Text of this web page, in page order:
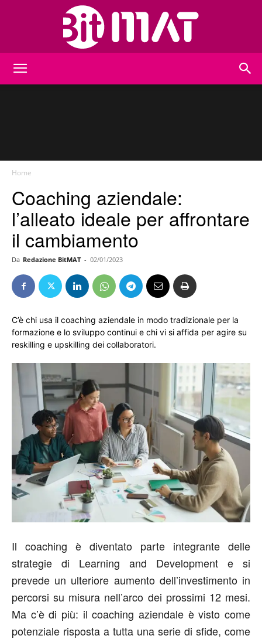
Home
Coaching aziendale:
l’alleato ideale per affrontare
il cambiamento
Da Redazione BitMAT - 02/01/2023
C’è chi usa il coaching aziendale in modo tradizionale per la
formazione e lo sviluppo continui e chi vi si affida per agire su
reskilling e upskilling dei collaboratori.
Il coaching è diventato parte integrante delle
strategie di Learning and Development e si
prevede un ulteriore aumento dell’investimento in
percorsi su misura nell’arco dei prossimi 12 mesi.
Ma c’è di più: il coaching aziendale è visto come
potenziale risposta a tutta una serie di sfide, come